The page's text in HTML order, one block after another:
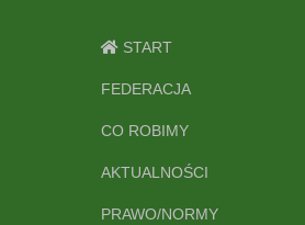
START
FEDERACJA
CO ROBIMY
AKTUALNOŚCI
PRAWO/NORMY